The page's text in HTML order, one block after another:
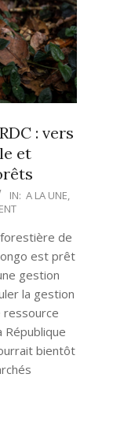
: vers
et
IN: A LA UNE,
forestière de
est prêt
gestion
la gestion
ressource
République
bientôt